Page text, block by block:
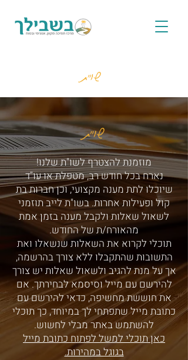
שו"ת
שו"ת
מוזמנת להצטרף לשו"ת שלנו!
נארח בכל חודש רב, מטפלת או עו"ד
שיוכלו לתת מענה מקצועי, וכן חברות בת
קול ופעילות אחרות. בשו"ת לייב תוזמני
לשאול שאלות ולקבל מענה בזמן אמת
מהאורח/ת של החודש.
תוכלי לקרוא את השאלות שנשאלו ואת
התשובות שהתקבלו ללא צורך בהרשמה,
אך על מנת להגיב ולשאול שאלות יש צורך
להירשם עם מייל וסיסמא לבחירתך. אם
את חוששת מחשיפה, כדאי להירשם עם
כתובת מייל שתפתחי לך במיוחד, כך תוכלי
להשתמש באתר מבלי לחשוש.
כאן תוכלי למשל לפתוח כתובת מייל
בגוגל במהירות.